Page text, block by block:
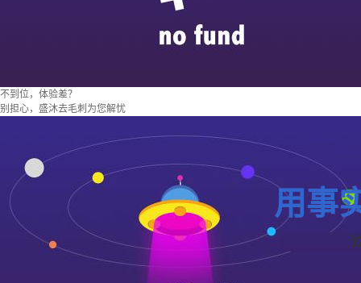
不到位，体验差？
别担心，盛沐去毛刺为您解忧
用事